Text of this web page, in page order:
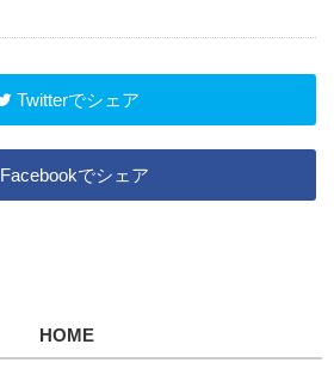
Twitterでシェア
Facebookでシェア
HOME